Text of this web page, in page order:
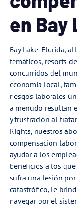
en Bay
Bay Lake, Florida,
temáticos, resorts
concurridos del
economía local,
riesgos laborales
a menudo resultan
y frustración al
Rights, nuestros
compensación
ayudar a los
beneficios a los
sufra una lesión
catastrófico, le
navegar por el